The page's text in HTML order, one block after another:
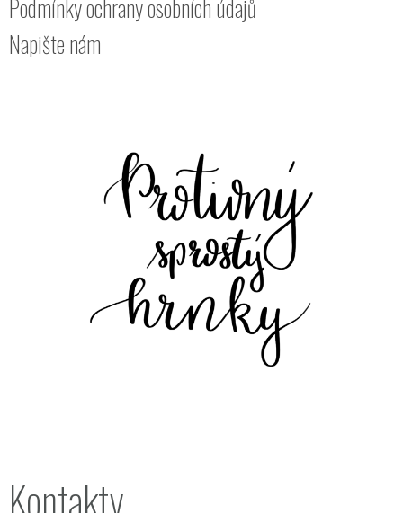
Podmínky ochrany osobních údajů
Napište nám
Kontakty